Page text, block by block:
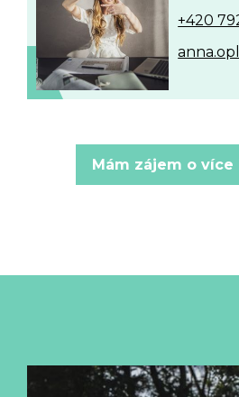
+420
Mám zájem o